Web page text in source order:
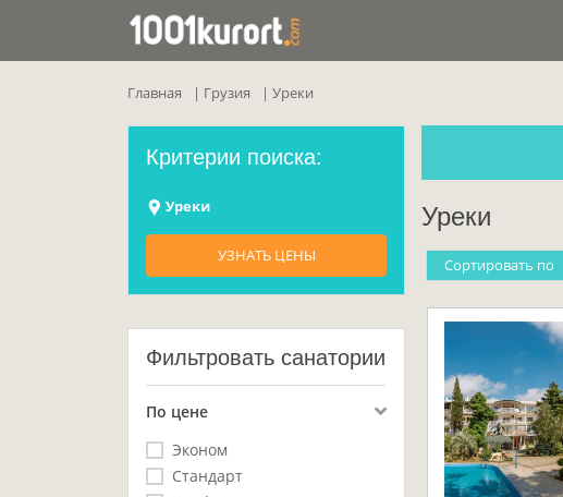
Главная Грузия Уреки
Критерии поиска:
Уреки
УЗНАТЬ ЦЕНЫ
Фильтровать санатории
По цене
Эконом
Стандарт
Уреки
Cортировать по